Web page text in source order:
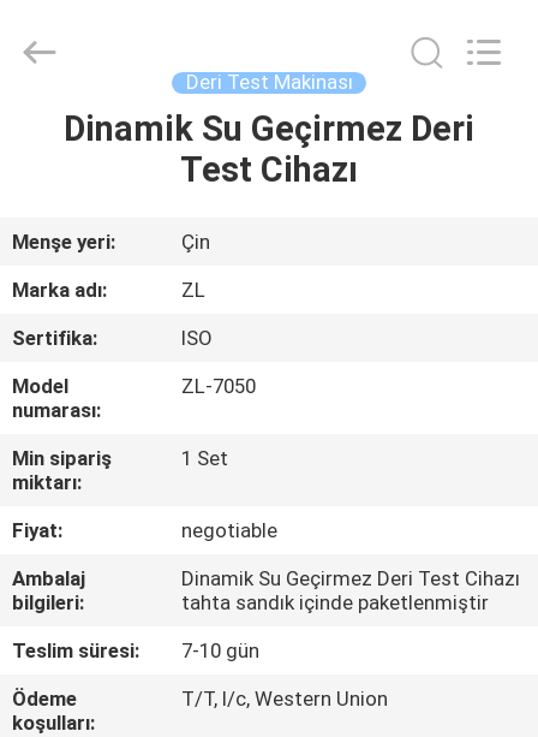
S
VİDEOLAR
HAKKIMIZDA
FABRIKA
TURU
KALITE
KONTROL
BIZE
Technology
Deri Test Makinası
Dinamik Su Geçirmez Deri
Test Cihazı
Menşe yeri:
Çin
Marka adı:
ZL
Sertifika:
ISO
Model
numarası:
ZL-7050
Min sipariş
miktarı:
1 Set
Fiyat:
negotiable
Ambalaj
bilgileri:
Dinamik Su Geçirmez Deri Test Cihazı
tahta sandık içinde paketlenmiştir
Teslim süresi:
7-10 gün
Ödeme
koşulları:
T/T, l/c, Western Union